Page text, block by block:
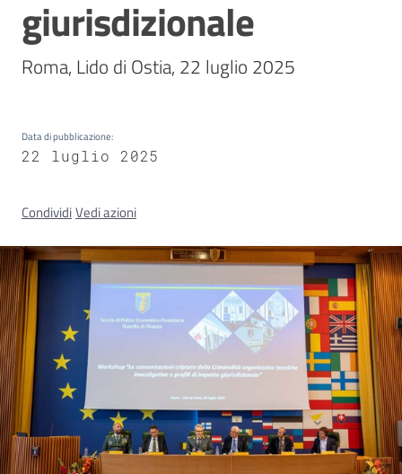
formazione
Contatti
Seguici
su
giurisdizionale
Roma, Lido di Ostia, 22 luglio 2025
Data di pubblicazione:
22 luglio 2025
CondividiVedi azioni